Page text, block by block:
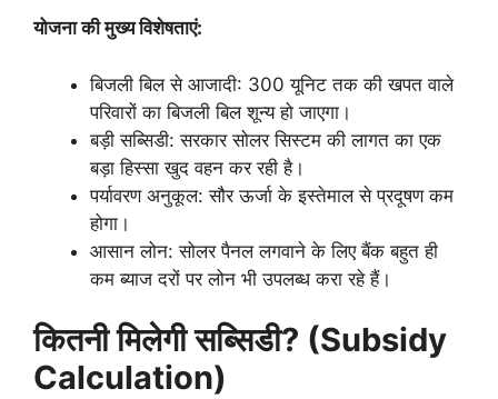
योजना की मुख्य विशेषताएं:
बिजली बिल से आजादी: 300 यूनिट तक की खपत वाले
परिवारों का बिजली बिल शून्य हो जाएगा।
बड़ी सब्सिडी: सरकार सोलर सिस्टम की लागत का एक
बड़ा हिस्सा खुद वहन कर रही है।
पर्यावरण अनुकूल: सौर ऊर्जा के इस्तेमाल से प्रदूषण कम
होगा।
आसान लोन: सोलर पैनल लगवाने के लिए बैंक बहुत ही
कम ब्याज दरों पर लोन भी उपलब्ध करा रहे हैं।
कितनी मिलेगी सब्सिडी? (Subsidy
Calculation)